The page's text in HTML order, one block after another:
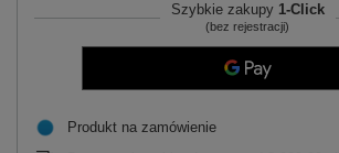
Szybkie zakupy 1-Click
(bez rejestracji)
Produkt na zamówienie